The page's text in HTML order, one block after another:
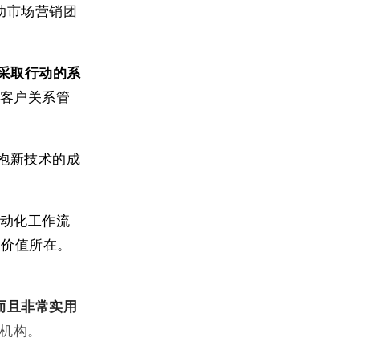
市场营销团
取行动的系
户关系管
新技术的成
化工作流
值所在。
且非常实用
构。